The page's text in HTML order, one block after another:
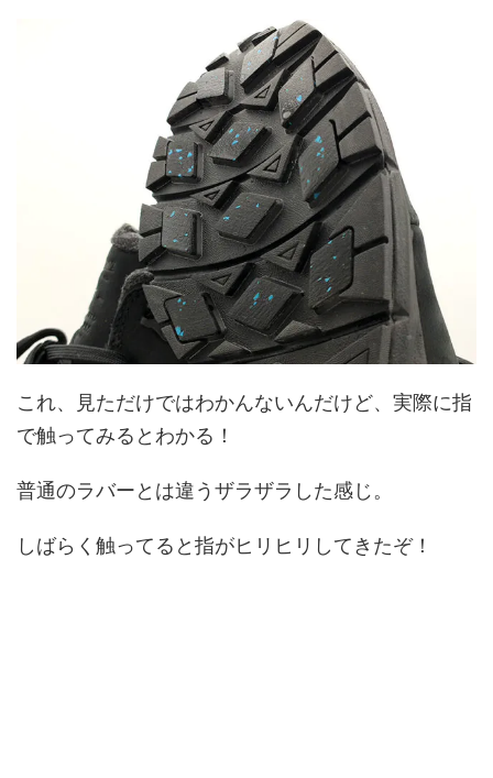
これ、見ただけではわかんないんだけど、実際に指
で触ってみるとわかる！
普通のラバーとは違うザラザラした感じ。
しばらく触ってると指がヒリヒリしてきたぞ！